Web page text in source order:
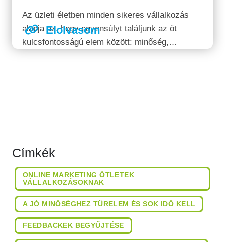
Az üzleti életben minden sikeres vállalkozás
alapja az, hogy egyensúlyt találjunk az öt
kulcsfontosságú elem között: minőség,
Elolvasom
Címkék
ONLINE MARKETING ÖTLETEK
VÁLLALKOZÁSOKNAK
A JÓ MINŐSÉGHEZ TÜRELEM ÉS SOK IDŐ KELL
FEEDBACKEK BEGYŰJTÉSE